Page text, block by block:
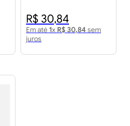
R$ 30,84
Em até 1x R$ 30,84 sem
juros